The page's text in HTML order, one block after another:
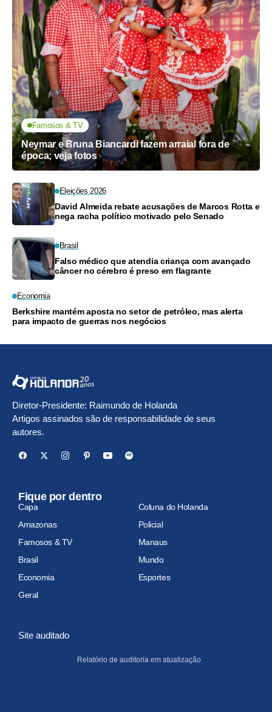
Famosos & TV
Neymar e Bruna Biancardi fazem arraial fora de
época; veja fotos
Eleições 2026
David Almeida rebate acusações de Marcos Rotta e
nega racha político motivado pelo Senado
Brasil
Falso médico que atendia criança com avançado
câncer no cérebro é preso em flagrante
Economia
Berkshire mantém aposta no setor de petróleo, mas alerta
para impacto de guerras nos negócios
Diretor-Presidente: Raimundo de Holanda
Artigos assinados são de responsabilidade de seus
autores.
Fique por dentro
Capa
Coluna do Holanda
Amazonas
Policial
Famosos & TV
Manaus
Brasil
Mundo
Economia
Esportes
Geral
Site auditado
Relatório de auditoria em atualização